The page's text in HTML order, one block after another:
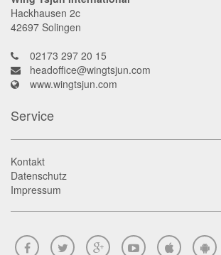
Hackhausen 2c
42697 Solingen
02173 297 20 15
headoffice@wingtsjun.com
www.wingtsjun.com
Service
Kontakt
Datenschutz
Impressum